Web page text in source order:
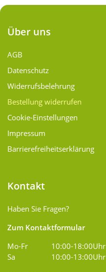
Über uns
AGB
Datenschutz
Widerrufsbelehrung
Bestellung widerrufen
Cookie-Einstellungen
Impressum
Barrierefreiheitserklärung
Kontakt
Haben Sie Fragen?
Zum Kontaktformular
Mo-Fr
10:00-18:00Uhr
Sa
10:00-13:00Uhr